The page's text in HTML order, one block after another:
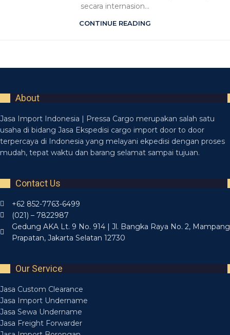
secara internasion...
CONTINUE READING
About
Jasa Import Indonesia | Pressa Cargo merupakan salah satu
usaha di bidang Jasa Ekspedisi cargo import door to door
terpercaya di Indonesia yang melayani ekpedisi dengan proses
mudah, tepat waktu dan barang selamat sampai tujuan.
Contact Us
+62 852-7763-6499
(021) – 7822987
Gedung AKA Lt. 9 No. 914 | Jl. Bangka Raya No. 2, Mampang
Prapatan, Jakarta Selatan 12730
Our Service
Jasa Custom Clearance
Jasa Import Undername
Jasa Sewa Undername
Jasa Freight Forwarder